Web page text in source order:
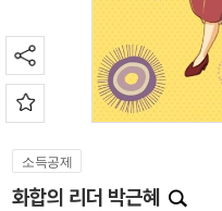
소득공제
화합의 리더 박근혜